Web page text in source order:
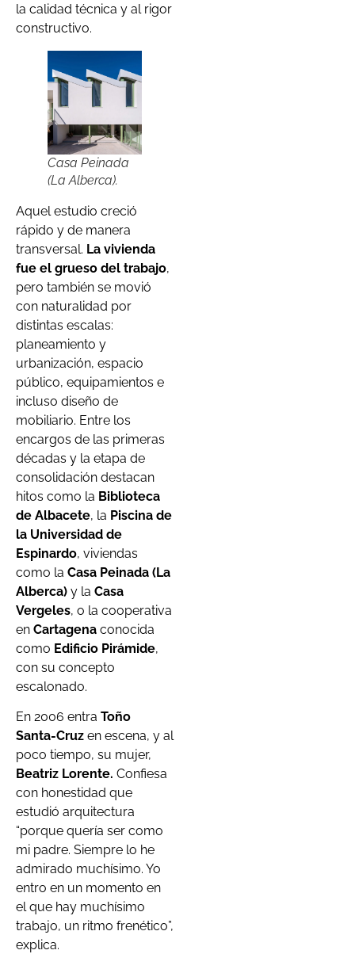
la calidad técnica y al rigor
constructivo.
Casa Peinada
(La Alberca).
Aquel estudio creció
rápido y de manera
transversal. La vivienda
fue el grueso del trabajo,
pero también se movió
con naturalidad por
distintas escalas:
planeamiento y
urbanización, espacio
público, equipamientos e
incluso diseño de
mobiliario. Entre los
encargos de las primeras
décadas y la etapa de
consolidación destacan
hitos como la Biblioteca
de Albacete, la Piscina de
la Universidad de
Espinardo, viviendas
como la Casa Peinada (La
Alberca) y la Casa
Vergeles, o la cooperativa
en Cartagena conocida
como Edificio Pirámide,
con su concepto
escalonado.
En 2006 entra Toño
Santa-Cruz en escena, y al
poco tiempo, su mujer,
Beatriz Lorente. Confiesa
con honestidad que
estudió arquitectura
“porque quería ser como
mi padre. Siempre lo he
admirado muchísimo. Yo
entro en un momento en
el que hay muchísimo
trabajo, un ritmo frenético”,
explica.